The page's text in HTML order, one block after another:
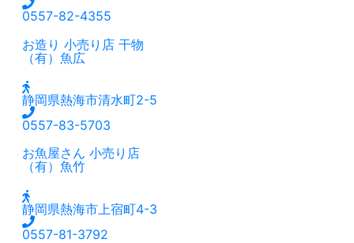
0557-82-4355
お造り 小売り店 干物
（有）魚広
静岡県熱海市清水町2-5
0557-83-5703
お魚屋さん 小売り店
（有）魚竹
静岡県熱海市上宿町4-3
0557-81-3792